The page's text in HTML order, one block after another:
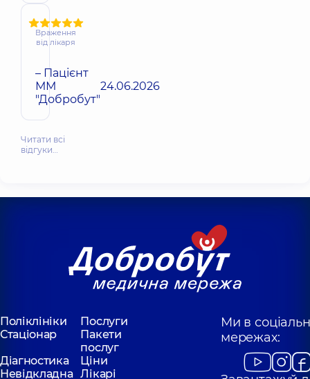
Враження
від лікаря
– Пацієнт
ММ
"Добробут"
24.06.2026
Читати всі
відгуки…
Поліклініки
Послуги
Стаціонар
Пакети
послуг
Діагностика
Ціни
Невідкладна Лікарі
Ми в
мережах: